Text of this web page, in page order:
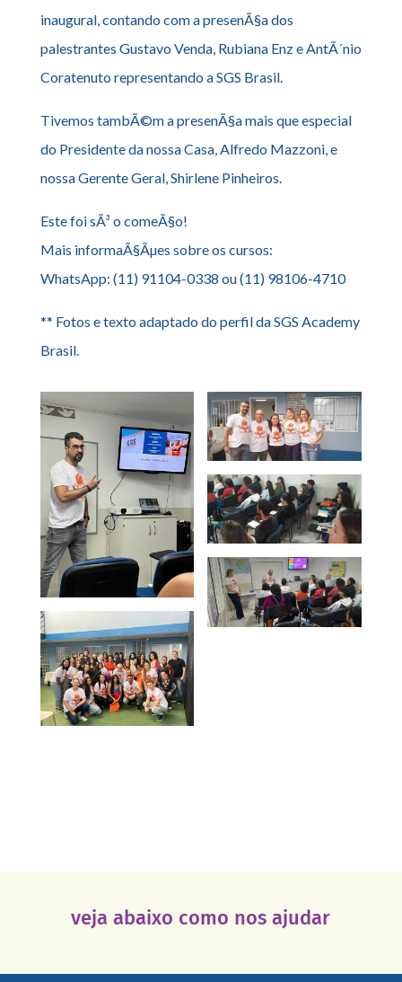
inaugural, contando com a presenÃ§a dos
palestrantes Gustavo Venda, Rubiana Enz e AntÃ´nio
Coratenuto representando a SGS Brasil.
Tivemos tambÃ©m a presenÃ§a mais que especial
do Presidente da nossa Casa, Alfredo Mazzoni, e
nossa Gerente Geral, Shirlene Pinheiros.
Este foi sÃ³ o comeÃ§o!
Mais informaÃ§Ãµes sobre os cursos:
WhatsApp: (11) 91104-0338 ou (11) 98106-4710
** Fotos e texto adaptado do perfil da SGS Academy
Brasil.
veja abaixo como nos ajudar